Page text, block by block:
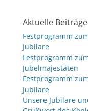
Aktuelle Beiträge
Festprogramm
Jubilare
Festprogramm
Jubelmajestäten
Festprogramm
Jubilare
Unsere Jubilare